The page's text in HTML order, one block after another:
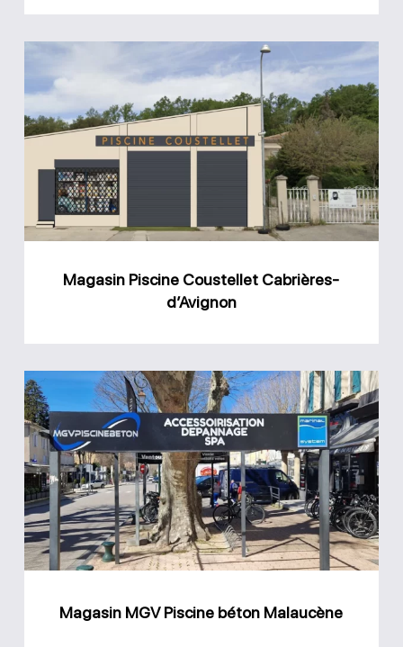
Magasin
Coustellet
Cabrières-
d’Avignon
Magasin Piscine Coustellet Cabrières-
d’Avignon
Magasin
MGV
Piscine
béton
Malaucène
Magasin MGV Piscine béton Malaucène